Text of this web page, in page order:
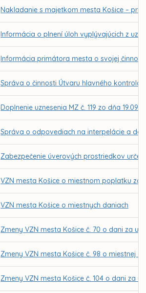
Nakladanie s majetkom mesta Košice –
Informácia o plnení úloh vyplývajúcich z
Informácia primátora mesta o svojej
Správa o činnosti Útvaru hlavného
Doplnenie uznesenia MZ č. 119 zo dňa
Správa o odpovediach na interpelácie a
Zabezpečenie úverových prostriedkov
VZN mesta Košice o miestnom poplatku
VZN mesta Košice o miestnych daniach
Zmeny VZN mesta Košice č. 70 o dani za
Zmeny VZN mesta Košice č. 98 o miestnej
Zmeny VZN mesta Košice č. 104 o dani za